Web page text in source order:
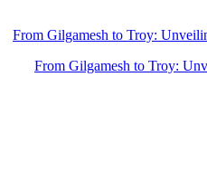
From Gilgamesh to Troy: